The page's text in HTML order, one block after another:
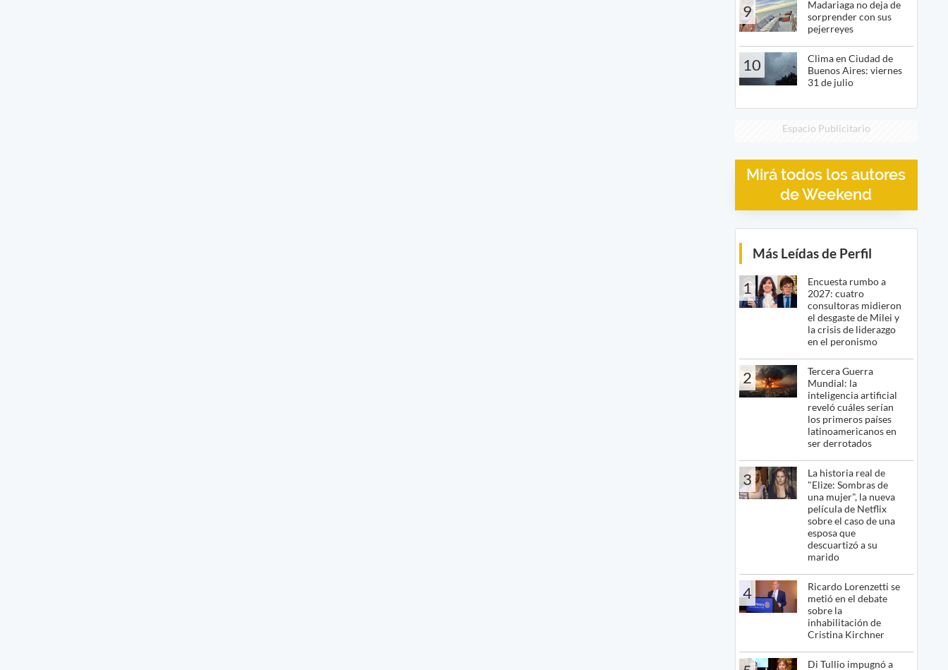
9
Madariaga no deja de
sorprender con sus
pejerreyes
10
Clima en Ciudad de
Buenos Aires: viernes
31 de julio
Espacio Publicitario
Mirá todos los autores
de Weekend
Más Leídas de Perfil
1
Encuesta rumbo a
2027: cuatro
consultoras midieron
el desgaste de Milei y
la crisis de liderazgo
en el peronismo
2
Tercera Guerra
Mundial: la
inteligencia artificial
reveló cuáles serían
los primeros países
latinoamericanos en
ser derrotados
3
La historia real de
"Elize: Sombras de
una mujer", la nueva
película de Netflix
sobre el caso de una
esposa que
descuartizó a su
marido
4
Ricardo Lorenzetti se
metió en el debate
sobre la
inhabilitación de
Cristina Kirchner
Di Tullio impugnó a